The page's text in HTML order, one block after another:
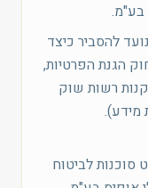
להסביר כיצד
הגנת הפרטיות,
(כולל תיקון 13), לתקנות רשות שוק
מידע).
סוכנות לביטוח